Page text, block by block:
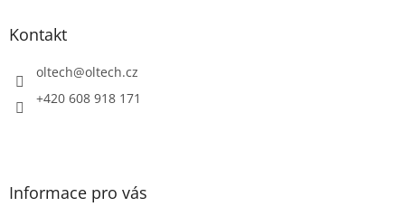
Kontakt
oltech@oltech.cz
+420 608 918 171
Informace pro vás